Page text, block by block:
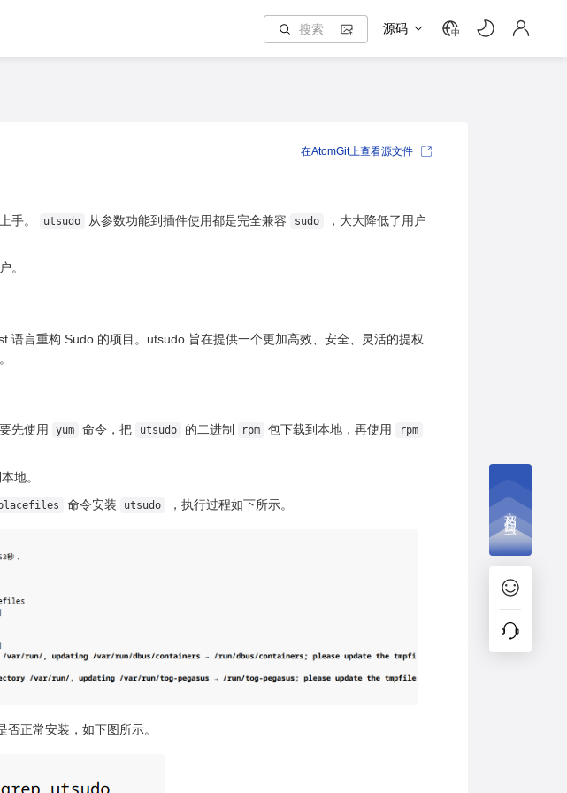
源码 中
手。 utsudo 从参数功能到插件使用都是完全兼容 sudo
，大大降低了用户
。
言重构 Sudo 的项目。utsudo 旨在提供一个更加高效、安全、灵活的提权
先使用 yum 命令，把 utsudo 的二进制 rpm 包下载到本地，再使用 rpm
地。
命令安装 utsudo ，执行过程如下所示。
否正常安装，如下图所示。
在AtomGit上查看源文件